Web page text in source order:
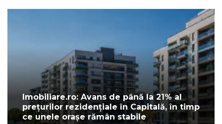
Imobiliare.ro: Avans de până la 21% al
prețurilor rezidențiale în Capitală, în timp
ce unele orașe rămân stabile